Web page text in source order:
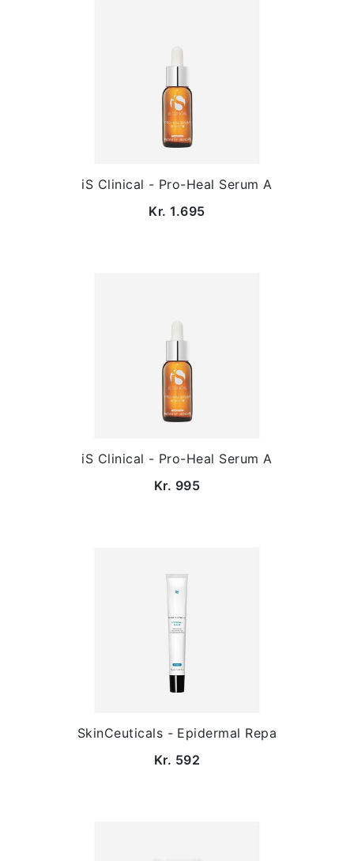
iS Clinical - Pro-Heal Serum A
Kr. 1.695
iS Clinical - Pro-Heal Serum A
Kr. 995
SkinCeuticals - Epidermal Repa
Kr. 592